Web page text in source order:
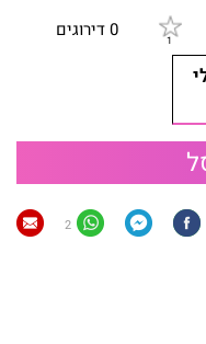
0 דירוגים
2